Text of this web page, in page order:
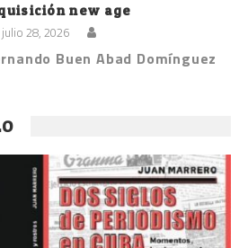
new age
julio 28, 2026
Buen Abad Domínguez